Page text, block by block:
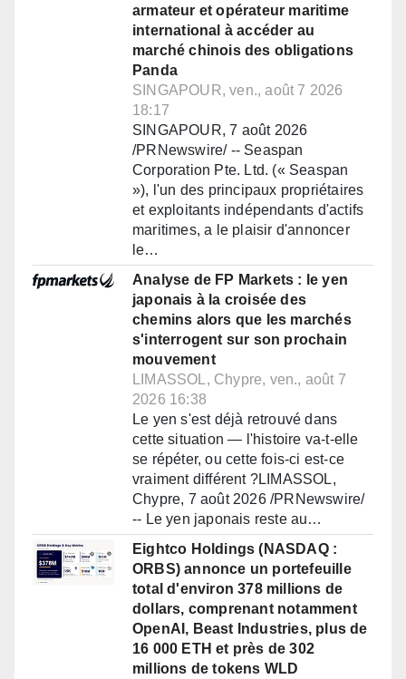
armateur et opérateur maritime
international à accéder au
marché chinois des obligations
Panda
SINGAPOUR, ven., août 7 2026
18:17
SINGAPOUR, 7 août 2026
/PRNewswire/ -- Seaspan
Corporation Pte. Ltd. (« Seaspan
»), l'un des principaux propriétaires
et exploitants indépendants d'actifs
maritimes, a le plaisir d'annoncer
le…
Analyse de FP Markets : le yen
japonais à la croisée des
chemins alors que les marchés
s'interrogent sur son prochain
mouvement
LIMASSOL, Chypre, ven., août 7
2026 16:38
Le yen s'est déjà retrouvé dans
cette situation — l'histoire va-t-elle
se répéter, ou cette fois-ci est-ce
vraiment différent ?LIMASSOL,
Chypre, 7 août 2026 /PRNewswire/
-- Le yen japonais reste au…
Eightco Holdings (NASDAQ :
ORBS) annonce un portefeuille
total d'environ 378 millions de
dollars, comprenant notamment
OpenAI, Beast Industries, plus de
16 000 ETH et près de 302
millions de tokens WLD